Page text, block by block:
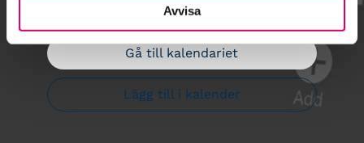
Avvisa
Gå till kalendariet
Lägg till i kalender